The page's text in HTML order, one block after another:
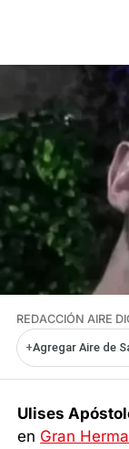
REDACCIÓN AIRE
+Agregar Aire de
Ulises
en Gran